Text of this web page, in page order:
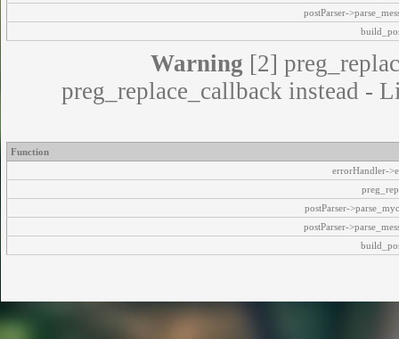
postParser-
Warning [2]
preg_replace_callback instead -
Function
errorHandler-
postParser-
postParser-